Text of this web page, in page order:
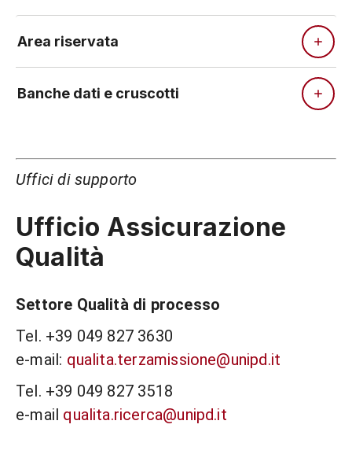
Area riservata
Banche dati e cruscotti
Uffici di supporto
Ufficio Assicurazione
Qualità
Settore Qualità di processo
Tel. +39 049 827 3630
e-mail: qualita.terzamissione@unipd.it
Tel. +39 049 827 3518
e-mail qualita.ricerca@unipd.it